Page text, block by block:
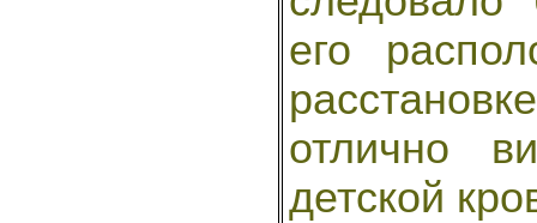
его
отлично
детской